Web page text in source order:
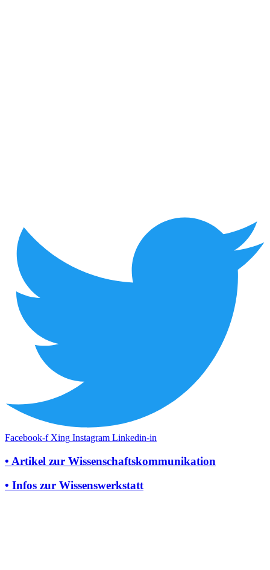
Facebook-f Xing Instagram Linkedin-in
• Artikel zur Wissenschaftskommunikation
• Infos zur Wissenswerkstatt